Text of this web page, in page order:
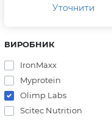
Уточнити
ВИРОБНИК
IronMaxx
Myprotein
Olimp Labs
Scitec Nutrition